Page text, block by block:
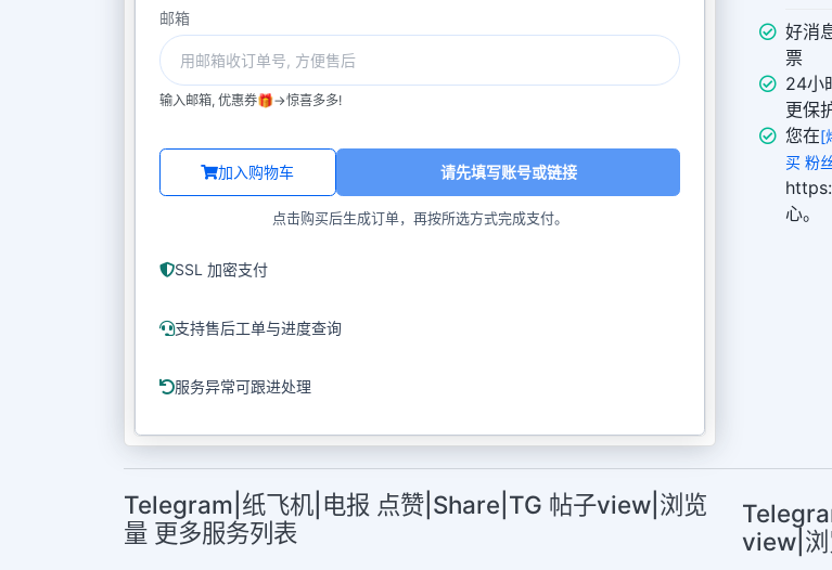
邮箱
输入邮箱, 优惠券🎁->惊喜多多!
加入购物车 请先填写账号或链接
点击购买后生成订单，再按所选方式完成支付。
SSL 加密支付
支持售后工单与进度查询
服务异常可跟进处理
好消
票
24小
更保
您在[
买 粉
心。
Telegram|纸飞机|电报 点赞|Share|TG 帖子view|浏览
量 更多服务列表
view|浏